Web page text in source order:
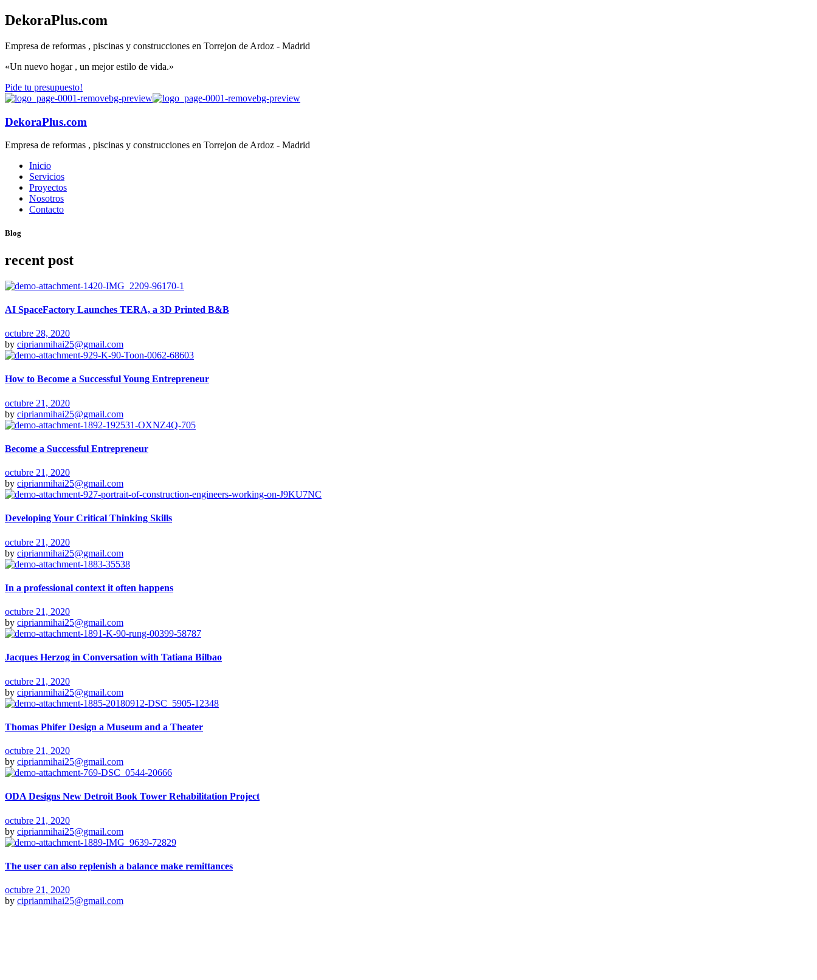
DekoraPlus.com
Empresa de reformas , piscinas y construcciones en Torrejon de Ardoz - Madrid
«Un nuevo hogar , un mejor estilo de vida.»
Pide tu presupuesto!
DekoraPlus.com
Empresa de reformas , piscinas y construcciones en Torrejon de Ardoz - Madrid
Inicio
Servicios
Proyectos
Nosotros
Contacto
Blog
recent post
AI SpaceFactory Launches TERA, a 3D Printed B&B
octubre 28, 2020
by ciprianmihai25@gmail.com
How to Become a Successful Young Entrepreneur
octubre 21, 2020
by ciprianmihai25@gmail.com
Become a Successful Entrepreneur
octubre 21, 2020
by ciprianmihai25@gmail.com
Developing Your Critical Thinking Skills
octubre 21, 2020
by ciprianmihai25@gmail.com
In a professional context it often happens
octubre 21, 2020
by ciprianmihai25@gmail.com
Jacques Herzog in Conversation with Tatiana Bilbao
octubre 21, 2020
by ciprianmihai25@gmail.com
Thomas Phifer Design a Museum and a Theater
octubre 21, 2020
by ciprianmihai25@gmail.com
ODA Designs New Detroit Book Tower Rehabilitation Project
octubre 21, 2020
by ciprianmihai25@gmail.com
The user can also replenish a balance make remittances
octubre 21, 2020
by ciprianmihai25@gmail.com